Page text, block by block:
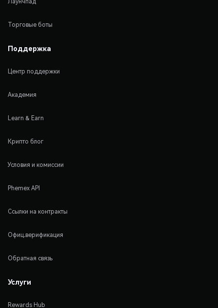
Торговые боты
Поддержка
Центр поддержки
Академия
Learn & Earn
Крипто блог
Условия и комиссии
Phemex API
Ссылки на контракты
Офиц.верификация
Обратная связь
Услуги
Rewards Hub